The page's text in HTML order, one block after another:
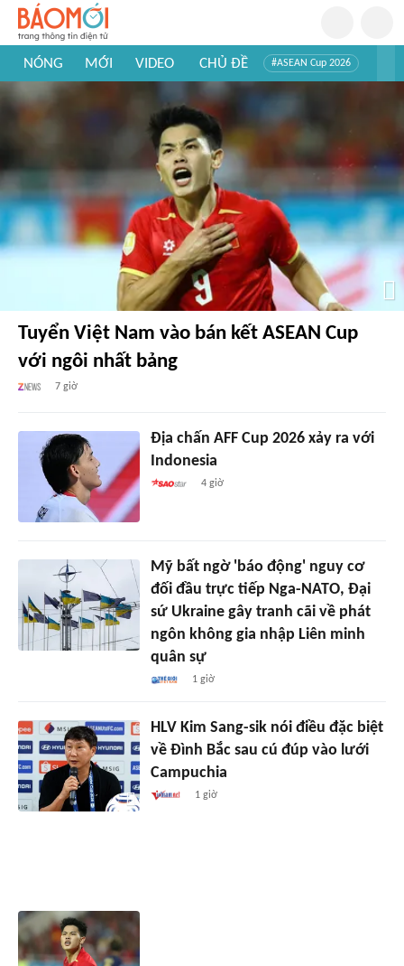
NÓNG MỚI VIDEO CHỦ ĐỀ #ASEAN Cup 2026
Tuyển Việt Nam vào bán kết ASEAN Cup
với ngôi nhất bảng
7 giờ
Địa chấn AFF Cup 2026 xảy ra với
Indonesia
4 giờ
Mỹ bất ngờ 'báo động' nguy cơ
đối đầu trực tiếp Nga-NATO, Đại
sứ Ukraine gây tranh cãi về phát
ngôn không gia nhập Liên minh
quân sự
1 giờ
HLV Kim Sang-sik nói điều đặc biệt
về Đình Bắc sau cú đúp vào lưới
Campuchia
1 giờ